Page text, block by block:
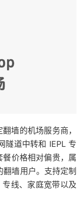
墙的机场服务商，
隧道中转和 IEPL 专
价格相对偏贵，属
翻墙用户。支持定制
线、家庭宽带以及